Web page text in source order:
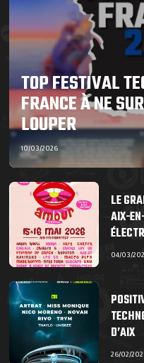
TOP FESTIVAL
FRANCE À NE
LOUPER
10/03/2026
LE
AIX-
04/03/
D’AIX
26/02/